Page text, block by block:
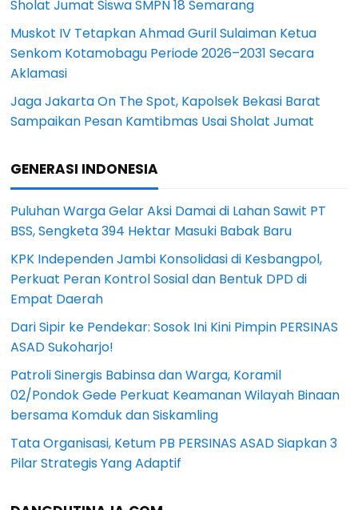
Sholat Jumat Siswa SMPN 18 Semarang
Muskot IV Tetapkan Ahmad Guril Sulaiman Ketua
Senkom Kotamobagu Periode 2026–2031 Secara
Aklamasi
Jaga Jakarta On The Spot, Kapolsek Bekasi Barat
Sampaikan Pesan Kamtibmas Usai Sholat Jumat
GENERASI INDONESIA
Puluhan Warga Gelar Aksi Damai di Lahan Sawit PT
BSS, Sengketa 394 Hektar Masuki Babak Baru
KPK Independen Jambi Konsolidasi di Kesbangpol,
Perkuat Peran Kontrol Sosial dan Bentuk DPD di
Empat Daerah
Dari Sipir ke Pendekar: Sosok Ini Kini Pimpin PERSINAS
ASAD Sukoharjo!
Patroli Sinergis Babinsa dan Warga, Koramil
02/Pondok Gede Perkuat Keamanan Wilayah Binaan
bersama Komduk dan Siskamling
Tata Organisasi, Ketum PB PERSINAS ASAD Siapkan 3
Pilar Strategis Yang Adaptif